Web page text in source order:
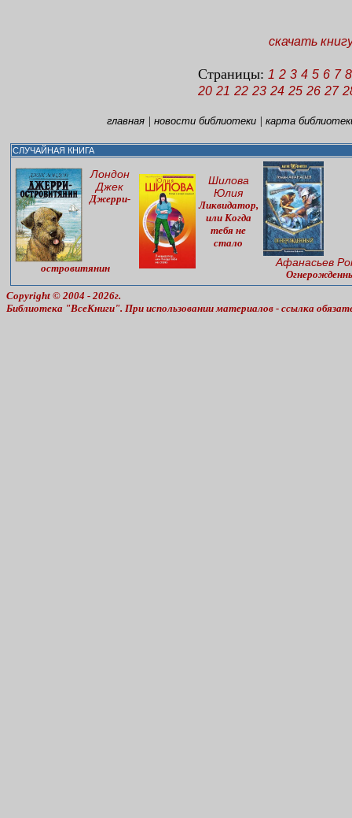
скачать
Страницы: 1 2 3 4 5 6 7 8
20 21 22 23 24 25 26 27
главная| новости библиотеки| карта
СЛУЧАЙНАЯ КНИГА
Лондон
Джек
Джерри-
островитянин
Шилова
Юлия
Ликвидатор,
или Когда
тебя не
стало
Афанасьев
Copyright © 2004 - 2026г.
Библиотека "ВсеКниги". При использовании материалов - ссылка